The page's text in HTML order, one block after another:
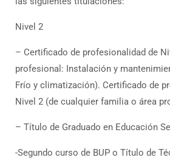
Nivel 2
– Certificado de profesionalidad de
profesional: Instalación y
Frío y climatización). Certificado de
Nivel 2 (de cualquier familia o área
– Título de Graduado en Educación
-Segundo curso de BUP o Título de